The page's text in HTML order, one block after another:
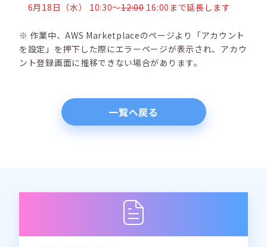
6月18日（水） 10:30～12:0016:00まで延長します
※ 作業中、AWS Marketplaceのページより「アカウント
を設定」を押下した際にエラーページが表示され、アカウ
ント登録画面に推移できない場合があります。
一覧へ戻る